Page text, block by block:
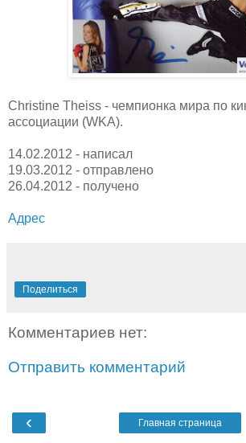
Christine Theiss - чемпионка мира по
ассоциации (WKA).
14.02.2012 - написал
19.03.2012 - отправлено
26.04.2012 - получено
Адрес
Поделиться
Комментариев нет:
Отправить комментарий
‹ Главная страница